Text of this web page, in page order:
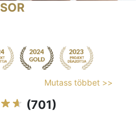
Mutass többet >>
(701)